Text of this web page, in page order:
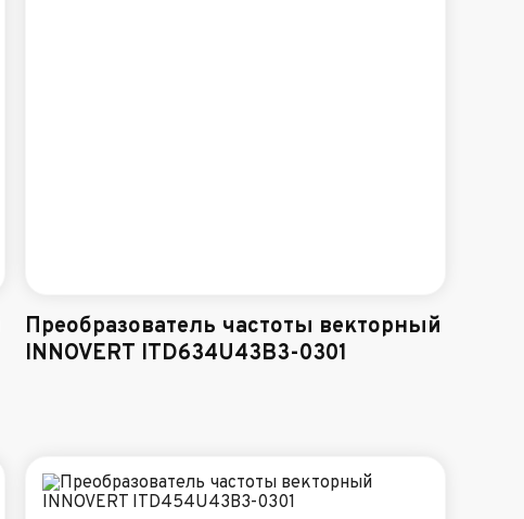
Преобразователь частоты векторный
INNOVERT ITD634U43B3-0301